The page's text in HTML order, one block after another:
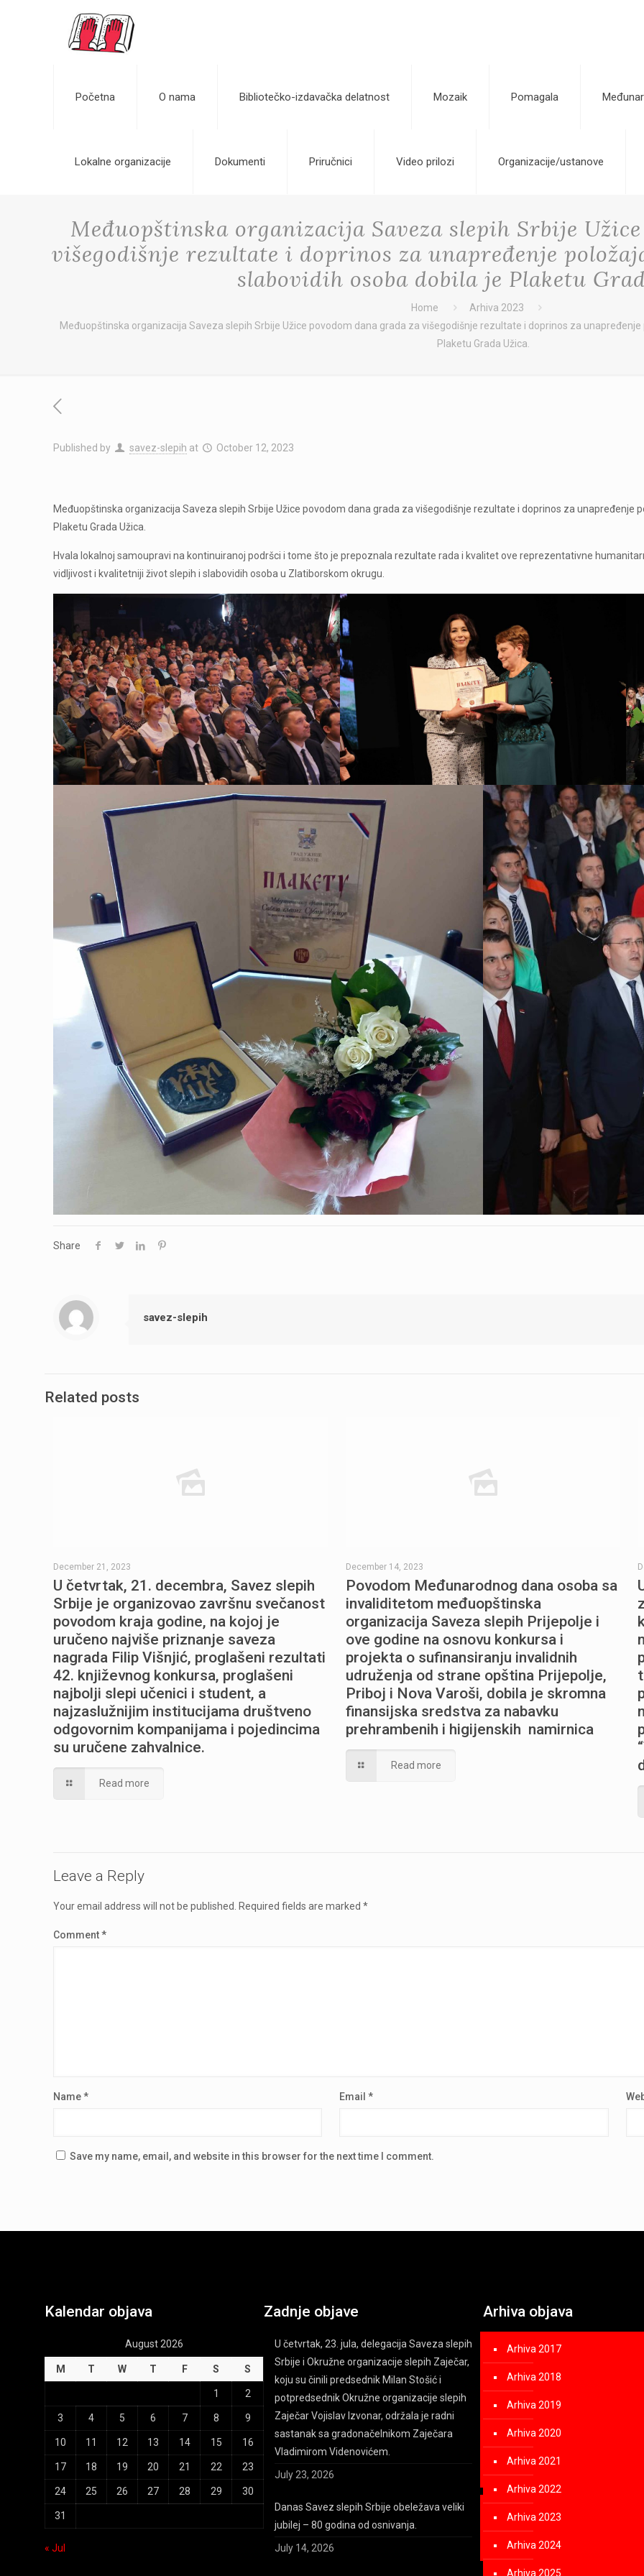
Početna O nama Bibliotečko-izdavačka delatnost Mozaik Pomagala
Lokalne organizacije Dokumenti Priručnici Video prilozi Organizacije/ustanove
Međuopštinska organizacija Saveza slepih Srbije
višegodišnje rezultate i doprinos za unapređenje
slabovidih osoba dobila je Plaketu
Home
Arhiva 2023
Međuopštinska organizacija Saveza slepih Srbije Užice povodom dana grada za višegodišnje rezultate i doprinos za
Plaketu Grada Užica.
Published by savez-slepih at October 12, 2023
Međuopštinska organizacija Saveza slepih Srbije Užice povodom dana grada za višegodišnje rezultate i doprinos za unapređenje
Plaketu Grada Užica.
Hvala lokalnoj samoupravi na kontinuiranoj podršci i tome što je prepoznala rezultate rada i kvalitet ove reprezentativne
vidljivost i kvalitetniji život slepih i slabovidih osoba u Zlatiborskom okrugu.
Share
savez-slepih
Related posts
December 21, 2023
U četvrtak, 21. decembra, Savez slepih
Srbije je organizovao završnu svečanost
povodom kraja godine, na kojoj je
uručeno najviše priznanje saveza
nagrada Filip Višnjić, proglašeni rezultati
42. književnog konkursa, proglašeni
najbolji slepi učenici i student, a
najzaslužnijim institucijama društveno
odgovornim kompanijama i pojedincima
su uručene zahvalnice.
Read more
December 14, 2023
Povodom Međunarodnog dana osoba sa
invaliditetom međuopštinska
organizacija Saveza slepih Prijepolje i
ove godine na osnovu konkursa i
projekta o sufinansiranju invalidnih
udruženja od strane opština Prijepolje,
Priboj i Nova Varoši, dobila je skromna
finansijska sredstva za nabavku
prehrambenih i higijenskih namirnica
Read more
Leave a Reply
Your email address will not be published. Required fields are marked *
Comment*
Name* Email*
Save my name, email, and website in this browser for the next time I comment.
Kalendar objava
August 2026
M T W T F S S
1 2
3 4 5 6 7 8 9
10 11 12 13 14 15 16
17 18 19 20 21 22 23
24 25 26 27 28 29 30
31
« Jul
Zadnje objave
U četvrtak, 23. jula, delegacija Saveza slepih
Srbije i Okružne organizacije slepih Zaječar,
koju su činili predsednik Milan Stošić i
potpredsednik Okružne organizacije slepih
Zaječar Vojislav Izvonar, održala je radni
sastanak sa gradonačelnikom Zaječara
Vladimirom Videnovićem.
July 23, 2026
Danas Savez slepih Srbije obeležava veliki
jubilej – 80 godina od osnivanja.
July 14, 2026
Arhiva objava
Arhiva 2017
Arhiva 2018
Arhiva 2019
Arhiva 2020
Arhiva 2021
Arhiva 2022
Arhiva 2023
Arhiva 2024
Arhiva 2025